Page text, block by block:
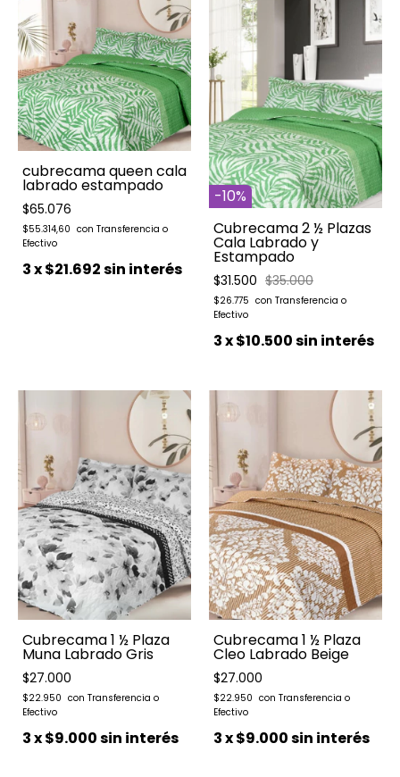
cubrecama queen cala
labrado estampado
$65.076
$55.314,60
3x$21.692sin interés
-10%
Cubrecama 2 ½ Plazas
Cala Labrado y
Estampado
$31.500 $35.000
$26.775
3x$10.500sin interés
Cubrecama 1 ½ Plaza
Muna Labrado Gris
$27.000
$22.950
3x$9.000sin interés
Cubrecama 1 ½ Plaza
Cleo Labrado Beige
$27.000
$22.950
3x$9.000sin interés